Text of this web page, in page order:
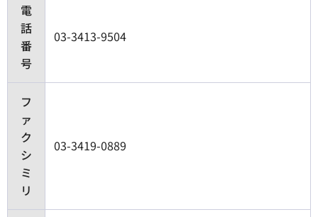
電
話
番
号
03-3413-9504
フ
ァ
ク
シ
ミ
リ
03-3419-0889